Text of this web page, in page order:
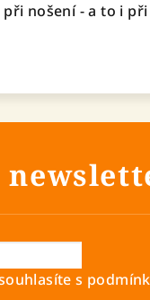
nošení - a to i
s